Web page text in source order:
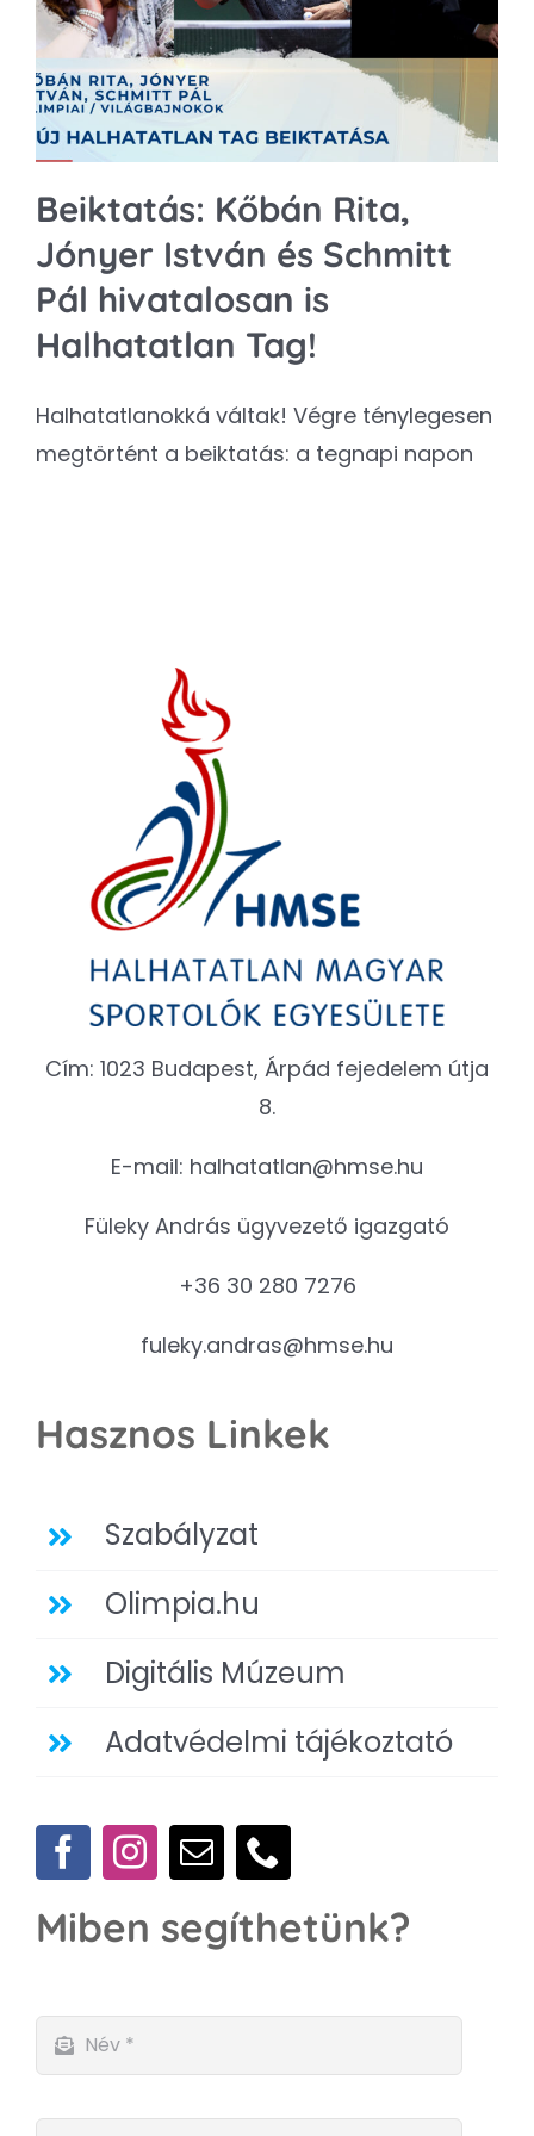
Kapcsolat
SEARCH
FOR:
Beiktatás: Kőbán Rita,
Jónyer István és Schmitt
Pál hivatalosan is
Halhatatlan Tag!
Halhatatlanokká váltak! Végre ténylegesen
megtörtént a beiktatás: a tegnapi napon
Cím: 1023 Budapest, Árpád fejedelem útja
8.
E-mail: halhatatlan@hmse.hu
Füleky András ügyvezető igazgató
+36 30 280 7276
fuleky.andras@hmse.hu
Hasznos Linkek
Szabályzat
Olimpia.hu
Digitális Múzeum
Adatvédelmi tájékoztató
Miben segíthetünk?